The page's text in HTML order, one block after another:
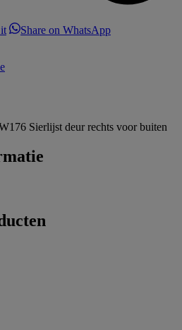
ShareShare on WhatsAppShare
Sierlijst deur rechts voor buiten